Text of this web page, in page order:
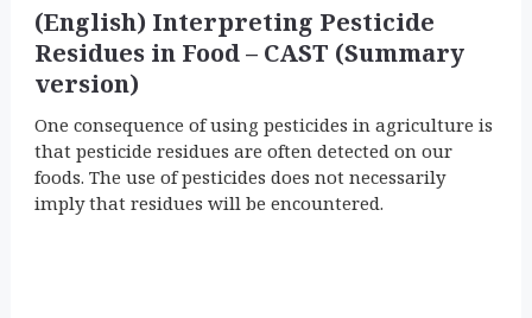
(English) Interpreting Pesticide
Residues in Food – CAST (Summary
version)
One consequence of using pesticides in agriculture is
that pesticide residues are often detected on our
foods. The use of pesticides does not necessarily
imply that residues will be encountered.